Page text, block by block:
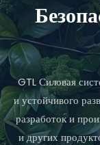
GTL Силовая
и устойчивого
разработок и
и других